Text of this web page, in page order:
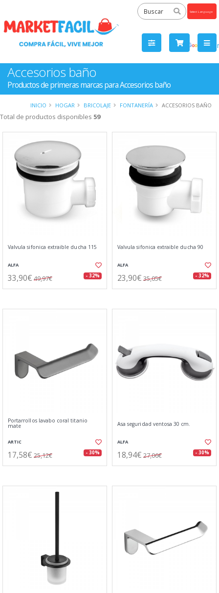
by
Accesorios baño
Productos de primeras marcas para Accesorios baño
INICIO HOGAR BRICOLAJE FONTANERÍA ACCESORIOS BAÑO
Total de productos disponibles 59
Valvula sifonica extraible ducha 115
ALFA
33,90€ 49,97€ - 32%
Valvula sifonica extraible ducha 90
ALFA
23,90€ 35,05€ - 32%
Portarrollos lavabo coral titanio
mate
ARTIC
17,58€ 25,12€ - 30%
Asa seguridad ventosa 30 cm.
ALFA
18,94€ 27,06€ - 30%